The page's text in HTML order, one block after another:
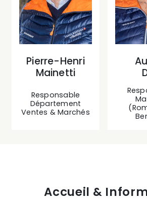
Pierre-Henri
Mainetti
Responsable
Département
Ventes & Marchés
Accueil &